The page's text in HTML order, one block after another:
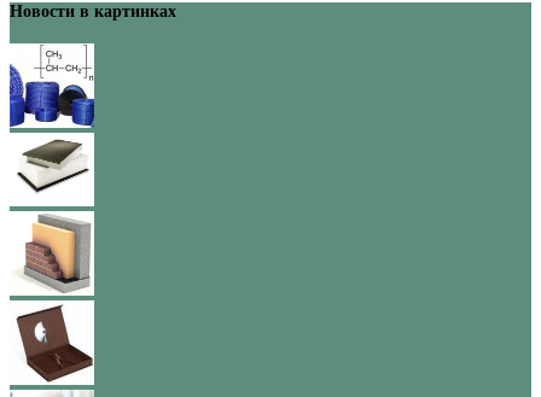
Новости в картинках